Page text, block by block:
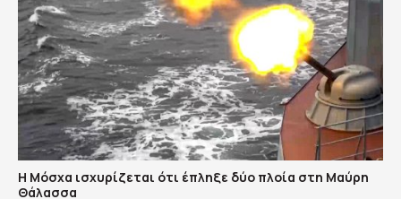
Η Μόσχα ισχυρίζεται ότι έπληξε δύο πλοία στη Μαύρη
Θάλασσα